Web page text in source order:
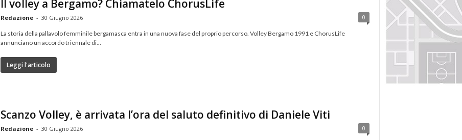
Il volley a Bergamo? Chiamatelo ChorusLife
Redazione - 30 Giugno 2026 0
La storia della pallavolo femminile bergamasca entra in una nuova fase del proprio percorso. Volley Bergamo 1991 e ChorusLife
annunciano un accordo triennale di...
Leggi l'articolo
Scanzo Volley, è arrivata l’ora del saluto definitivo di Daniele Viti
Redazione - 30 Giugno 2026 0